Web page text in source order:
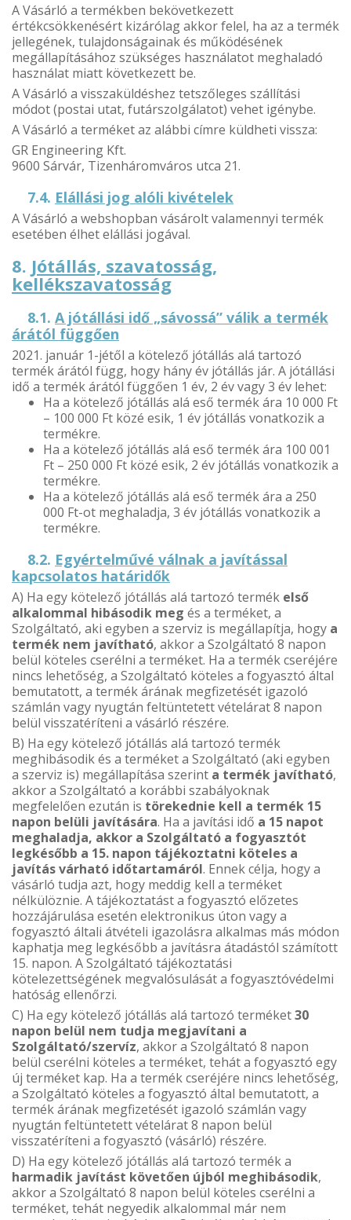
A Vásárló a termékben bekövetkezett
értékcsökkenésért kizárólag akkor felel, ha az a termék
jellegének, tulajdonságainak és működésének
megállapításához szükséges használatot meghaladó
használat miatt következett be.
A Vásárló a visszaküldéshez tetszőleges szállítási
módot (postai utat, futárszolgálatot) vehet igénybe.
A Vásárló a terméket az alábbi címre küldheti vissza:
GR Engineering Kft.
9600 Sárvár, Tizenháromváros utca 21.
7.4. Elállási jog alóli kivételek
A Vásárló a webshopban vásárolt valamennyi termék
esetében élhet elállási jogával.
8. Jótállás, szavatosság,
kellékszavatosság
8.1. A jótállási idő „sávossá” válik a termék
árától függően
2021. január 1-jétől a kötelező jótállás alá tartozó
termék árától függ, hogy hány év jótállás jár. A jótállási
idő a termék árától függően 1 év, 2 év vagy 3 év lehet:
Ha a kötelező jótállás alá eső termék ára 10 000 Ft
– 100 000 Ft közé esik, 1 év jótállás vonatkozik a
termékre.
Ha a kötelező jótállás alá eső termék ára 100 001
Ft – 250 000 Ft közé esik, 2 év jótállás vonatkozik a
termékre.
Ha a kötelező jótállás alá eső termék ára a 250
000 Ft-ot meghaladja, 3 év jótállás vonatkozik a
termékre.
8.2. Egyértelművé válnak a javítással
kapcsolatos határidők
A) Ha egy kötelező jótállás alá tartozó termék első
alkalommal hibásodik meg és a terméket, a
Szolgáltató, aki egyben a szerviz is megállapítja, hogy a
termék nem javítható, akkor a Szolgáltató 8 napon
belül köteles cserélni a terméket. Ha a termék cseréjére
nincs lehetőség, a Szolgáltató köteles a fogyasztó által
bemutatott, a termék árának megfizetését igazoló
számlán vagy nyugtán feltüntetett vételárat 8 napon
belül visszatéríteni a vásárló részére.
B) Ha egy kötelező jótállás alá tartozó termék
meghibásodik és a terméket a Szolgáltató (aki egyben
a szerviz is) megállapítása szerint a termék javítható,
akkor a Szolgáltató a korábbi szabályoknak
megfelelően ezután is törekednie kell a termék 15
napon belüli javítására. Ha a javítási idő a 15 napot
meghaladja, akkor a Szolgáltató a fogyasztót
legkésőbb a 15. napon tájékoztatni köteles a
javítás várható időtartamáról. Ennek célja, hogy a
vásárló tudja azt, hogy meddig kell a terméket
nélkülöznie. A tájékoztatást a fogyasztó előzetes
hozzájárulása esetén elektronikus úton vagy a
fogyasztó általi átvételi igazolásra alkalmas más módon
kaphatja meg legkésőbb a javításra átadástól számított
15. napon. A Szolgáltató tájékoztatási
kötelezettségének megvalósulását a fogyasztóvédelmi
hatóság ellenőrzi.
C) Ha egy kötelező jótállás alá tartozó terméket30
napon belül nem tudja megjavítani a
Szolgáltató/szervíz, akkor a Szolgáltató 8 napon
belül cserélni köteles a terméket, tehát a fogyasztó egy
új terméket kap. Ha a termék cseréjére nincs lehetőség,
a Szolgáltató köteles a fogyasztó által bemutatott, a
termék árának megfizetését igazoló számlán vagy
nyugtán feltüntetett vételárat 8 napon belül
visszatéríteni a fogyasztó (vásárló) részére.
D) Ha egy kötelező jótállás alá tartozó termék a
harmadik javítást követően újból meghibásodik,
akkor a Szolgáltató 8 napon belül köteles cserélni a
terméket, tehát negyedik alkalommal már nem